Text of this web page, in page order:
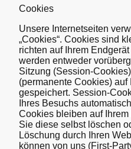
Cookies
Unsere Internetseiten
„Cookies“. Cookies sind
richten auf Ihrem
werden entweder
Sitzung (Session-
(permanente Cookies) auf
gespeichert. Session-
Ihres Besuchs
Cookies bleiben auf
Sie diese selbst löschen
Löschung durch Ihren
können von uns (First-